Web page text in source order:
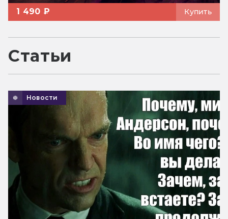
1 490 ₽ Купить
Статьи
Новости